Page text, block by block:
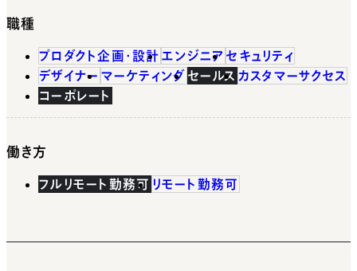
職種
プロダクト企画・設計 エンジニア セキュリティ
デザイナー マーケティング セールス カスタマーサクセス
コーポレート
働き方
フルリモート勤務可 リモート勤務可